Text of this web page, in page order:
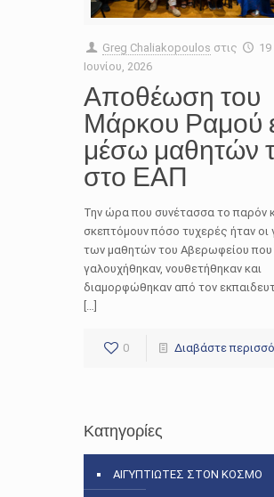
Greg Chaliakopoulos στις
19
Ιουνίου, 2026
Αποθέωση του
Μάρκου Ραμού
μέσω μαθητών
στο ΕΑΠ
Την ώρα που συνέτασσα το παρόν
σκεπτόμουν πόσο τυχερές ήταν οι
των μαθητών του Αβερωφείου που
γαλουχήθηκαν, νουθετήθηκαν και
διαμορφώθηκαν από τον
[…]
0 Διαβάστε
Κατηγορίες
ΑΙΓΥΠΤΙΩΤΕΣ ΣΤΟΝ ΚΟΣΜΟ